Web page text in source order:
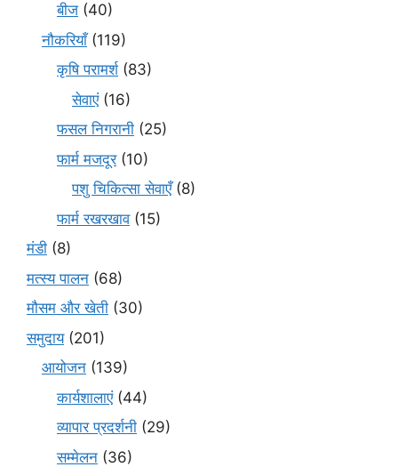
बीज (40)
नौकरियाँ(119)
कृषि परामर्श(83)
सेवाएं(16)
फसल निगरानी (25)
फार्म मजदूर(10)
पशु चिकित्सा सेवाएँ(8)
फार्म रखरखाव(15)
मंडी (8)
मत्स्य पालन (68)
मौसम और खेती (30)
समुदाय(201)
आयोजन (139)
कार्यशालाएं(44)
व्यापार प्रदर्शनी (29)
सम्मेलन (36)